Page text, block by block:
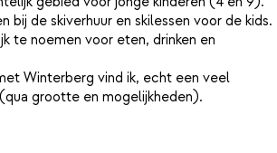
bij de skiverhuur en skilessen voor de kids.
te noemen voor eten, drinken en
Winterberg vind ik, echt een veel
grootte en mogelijkheden).